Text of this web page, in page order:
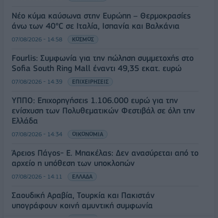
Νέο κύμα καύσωνα στην Ευρώπη – Θερμοκρασίες
άνω των 40°C σε Ιταλία, Ισπανία και Βαλκάνια
07/08/2026 - 14:58 ΚΟΣΜΟΣ
Fourlis: Συμφωνία για την πώληση συμμετοχής στο
Sofia South Ring Mall έναντι 49,35 εκατ. ευρώ
07/08/2026 - 14:39 ΕΠΙΧΕΙΡΗΣΕΙΣ
ΥΠΠΟ: Επιχορηγήσεις 1.106.000 ευρώ για την
ενίσχυση των Πολυθεματικών Φεστιβάλ σε όλη την
Ελλάδα
07/08/2026 - 14:34 ΟΙΚΟΝΟΜΙΑ
Άρειος Πάγος- Ε. Μπακέλας: Δεν ανασύρεται από το
αρχείο η υπόθεση των υποκλοπών
07/08/2026 - 14:11 ΕΛΛΑΔΑ
Σαουδική Αραβία, Τουρκία και Πακιστάν
υπογράφουν κοινή αμυντική συμφωνία